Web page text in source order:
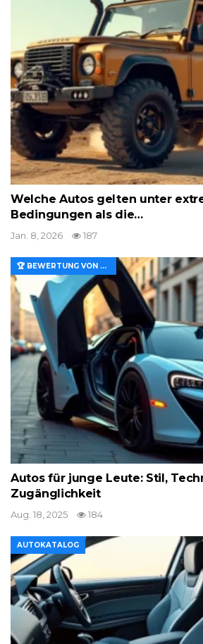
Welche Autos gelten unter
Bedingungen als die…
Jan. 8, 2026 187
🏆 BEWERTUNG VON MERKMALEN UND WERT
Autos für junge Leute: Stil,
Zugänglichkeit
Aug. 18, 2025 184
AUTOKATALOG